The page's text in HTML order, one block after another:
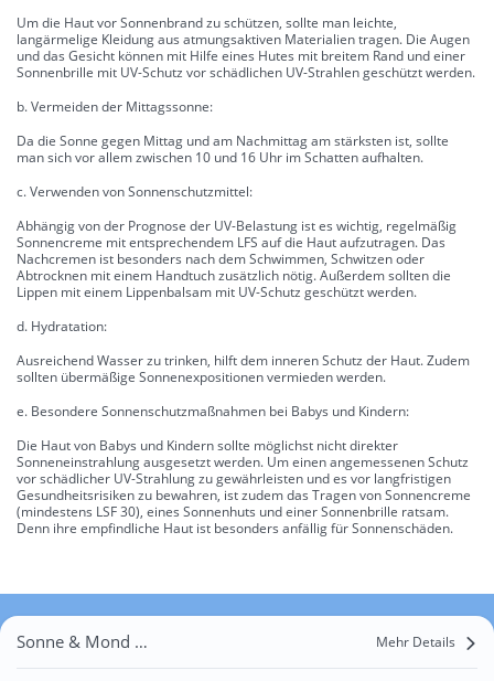
Um die Haut vor Sonnenbrand zu schützen, sollte man leichte,
langärmelige Kleidung aus atmungsaktiven Materialien tragen. Die Augen
und das Gesicht können mit Hilfe eines Hutes mit breitem Rand und einer
Sonnenbrille mit UV-Schutz vor schädlichen UV-Strahlen geschützt werden.
b. Vermeiden der Mittagssonne:
Da die Sonne gegen Mittag und am Nachmittag am stärksten ist, sollte
man sich vor allem zwischen 10 und 16 Uhr im Schatten aufhalten.
c. Verwenden von Sonnenschutzmittel:
Abhängig von der Prognose der UV-Belastung ist es wichtig, regelmäßig
Sonnencreme mit entsprechendem LFS auf die Haut aufzutragen. Das
Nachcremen ist besonders nach dem Schwimmen, Schwitzen oder
Abtrocknen mit einem Handtuch zusätzlich nötig. Außerdem sollten die
Lippen mit einem Lippenbalsam mit UV-Schutz geschützt werden.
d. Hydratation:
Ausreichend Wasser zu trinken, hilft dem inneren Schutz der Haut. Zudem
sollten übermäßige Sonnenexpositionen vermieden werden.
e. Besondere Sonnenschutzmaßnahmen bei Babys und Kindern:
Die Haut von Babys und Kindern sollte möglichst nicht direkter
Sonneneinstrahlung ausgesetzt werden. Um einen angemessenen Schutz
vor schädlicher UV-Strahlung zu gewährleisten und es vor langfristigen
Gesundheitsrisiken zu bewahren, ist zudem das Tragen von Sonnencreme
(mindestens LSF 30), eines Sonnenhuts und einer Sonnenbrille ratsam.
Denn ihre empfindliche Haut ist besonders anfällig für Sonnenschäden.
Sonne & Mond Mohyliw-Podilskyj Mehr Details